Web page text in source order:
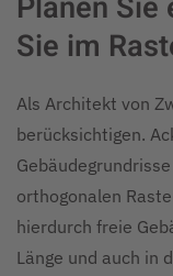
Sie im
Als Architekt von
berücksichtigen.
orthogonalen
hierdurch freie
Länge und auch in